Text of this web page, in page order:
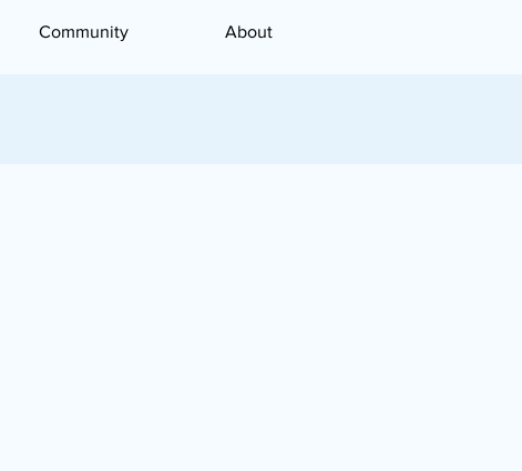
Community About